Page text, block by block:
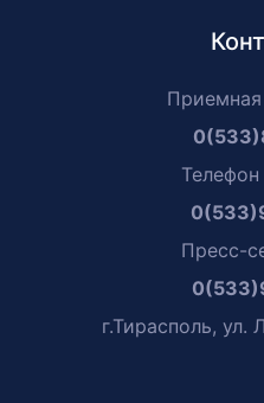
Пресс-
г.Тирасполь, ул.